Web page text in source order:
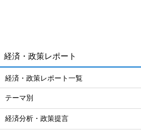
経済・政策レポート
経済・政策レポート一覧
テーマ別
経済分析・政策提言